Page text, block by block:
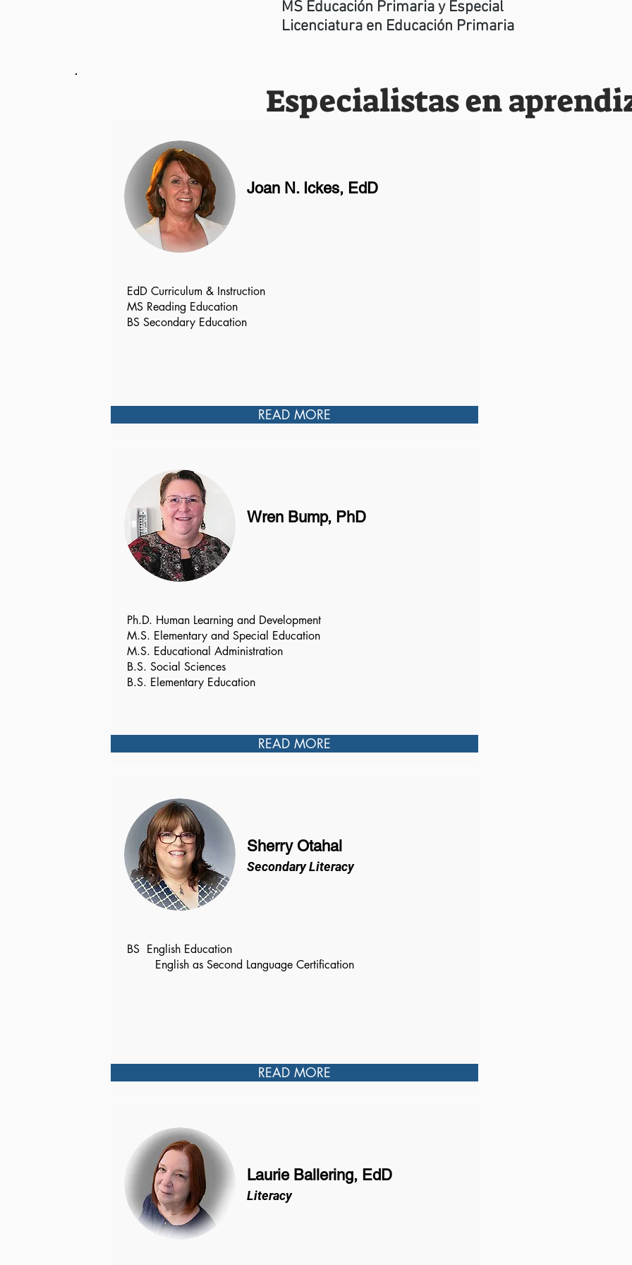
MS Educación Primaria y Especial
Licenciatura en Educación Primaria
Especialistas en
Joan N. Ickes, EdD
EdD Curriculum & Instruction
MS Reading Education
BS Secondary Education
READ MORE
Wren Bump, PhD
Ph.D. Human Learning and Development
M.S. Elementary and Special Education
M.S. Educational Administration
B.S. Social Sciences
B.S. Elementary Education
READ MORE
Sherry Otahal
Secondary Literacy
BS English Education
English as Second Language Certification
READ MORE
Laurie Ballering, EdD
Literacy